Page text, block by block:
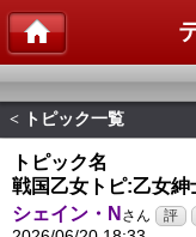
< トピック一覧
トピック名
戦国乙女トピ:乙女
シェイン・N さん